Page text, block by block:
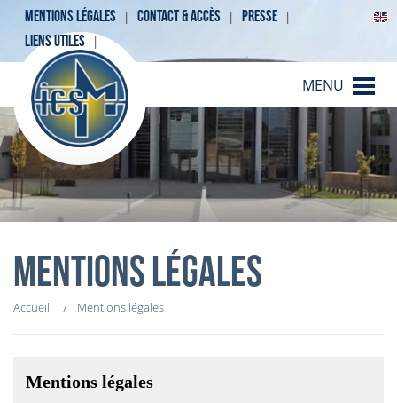
MENTIONS LÉGALES CONTACT & ACCÈS
PRESSE
LIENS UTILES
MENU
MENTIONS LÉGALES
Accueil Mentions légales
Mentions légales